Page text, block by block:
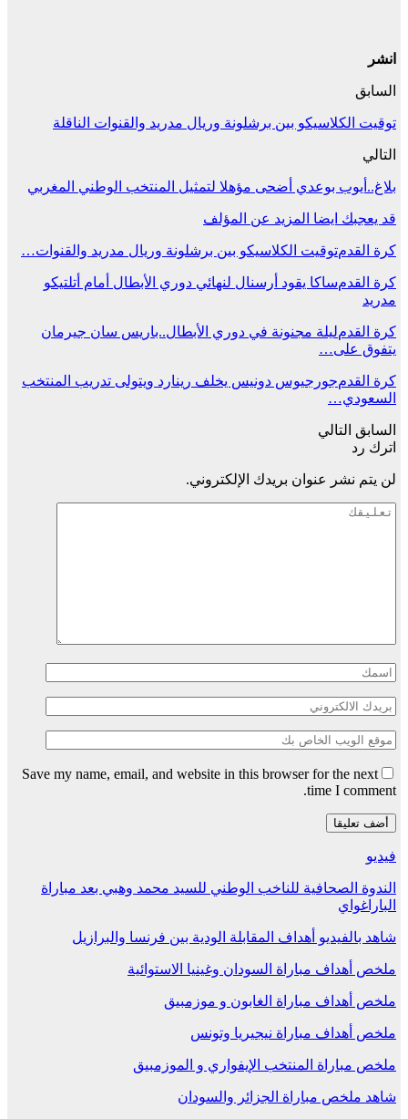
انشر
السابق
توقيت الكلاسيكو بين برشلونة وريال مدريد والقنوات الناقلة
التالي
بلاغ..أيوب بوعدي أضحى مؤهلا لتمثيل المنتخب الوطني المغربي
قد يعجبك ايضا المزيد عن المؤلف
كرة القدمتوقيت الكلاسيكو بين برشلونة وريال مدريد والقنوات…
كرة القدمساكا يقود أرسنال لنهائي دوري الأبطال أمام أتلتيكو
مدريد
كرة القدمليلة مجنونة في دوري الأبطال..باريس سان جيرمان
يتفوق على…
كرة القدمجورجيوس دونيس يخلف رينارد ويتولى تدريب المنتخب
السعودي…
السابق التالي
اترك رد
لن يتم نشر عنوان بريدك الإلكتروني.
Save my name, email, and website in this browser for the next
time I comment.
فيديو
الندوة الصحافية للناخب الوطني للسيد محمد وهبي بعد مباراة
الباراغواي
شاهد بالفيديو أهداف المقابلة الودية بين فرنسا والبرازيل
ملخص أهداف مباراة السودان وغينيا الاستوائية
ملخص أهداف مباراة الغابون و موزمبيق
ملخص أهداف مباراة نيجيريا وتونس
ملخص مباراة المنتخب الإيفواري و الموزمبيق
شاهد ملخص مباراة الجزائر والسودان